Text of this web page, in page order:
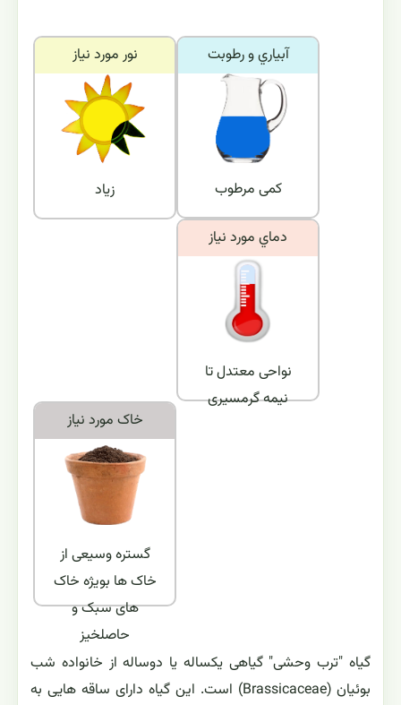
نور مورد نياز
زیاد
آبياري و رطوبت
کمی مرطوب
دماي مورد نياز
نواحی معتدل تا
نیمه گرمسیری
خاک مورد نياز
گستره وسیعی از
خاک ها بویژه خاک
های سبک و
حاصلخیز
گیاه "ترب وحشی" گیاهی یکساله یا دوساله از خانواده شب
بوئیان (Brassicaceae) است. این گیاه دارای ساقه هایی به